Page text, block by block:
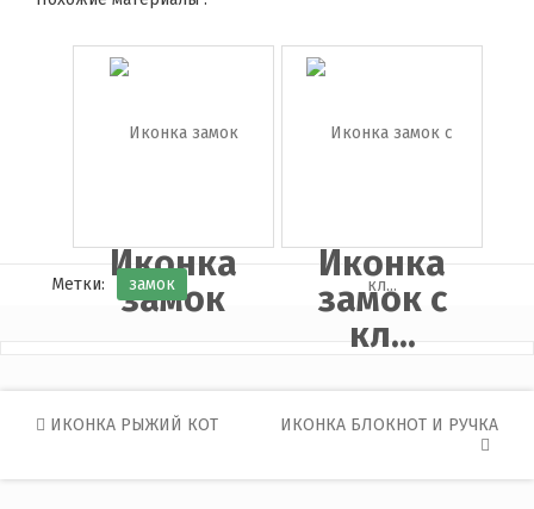
Иконка
замок
Иконка
замок с
кл...
Метки: замок
Post
ИКОНКА РЫЖИЙ КОТ ИКОНКА БЛОКНОТ И РУЧКА